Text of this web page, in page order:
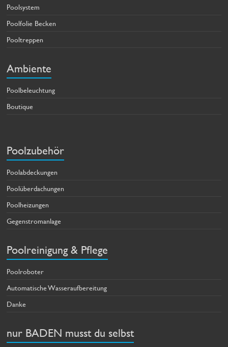
Poolsystem
Poolfolie Becken
Pooltreppen
Ambiente
Poolbeleuchtung
Boutique
Poolzubehör
Poolabdeckungen
Poolüberdachungen
Poolheizungen
Gegenstromanlage
Poolreinigung & Pflege
Poolroboter
Automatische Wasseraufbereitung
Danke
nur BADEN musst du selbst